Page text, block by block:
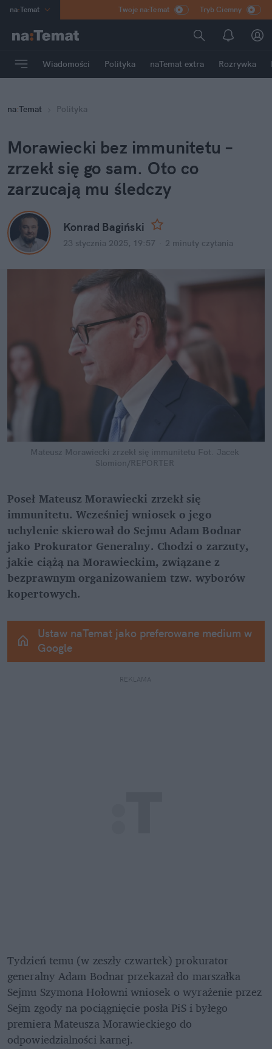
na:Temat
Poland
mama
Rozrywka
Twoje na:Temat Tryb Ciemny
Wiadomości Polityka naTemat extra Rozrywka
na:Temat Polityka
Morawiecki bez immunitetu –
zrzekł się go sam. Oto co
zarzucają mu śledczy
Konrad Bagiński
23 stycznia 2025, 19:57 2 minuty czytania
Mateusz Morawiecki zrzekł się immunitetu Fot. Jacek
Slomion/REPORTER
Poseł Mateusz Morawiecki zrzekł się
immunitetu. Wcześniej wniosek o jego
uchylenie skierował do Sejmu Adam Bodnar
jako Prokurator Generalny. Chodzi o zarzuty,
jakie ciążą na Morawieckim, związane z
bezprawnym organizowaniem tzw. wyborów
kopertowych.
Ustaw naTemat jako preferowane medium w
Google
REKLAMA
Tydzień temu (w zeszły czwartek) prokurator
generalny Adam Bodnar przekazał do marszałka
Sejmu Szymona Hołowni wniosek o wyrażenie przez
Sejm zgody na pociągnięcie posła PiS i byłego
premiera Mateusza Morawieckiego do
odpowiedzialności karnej.